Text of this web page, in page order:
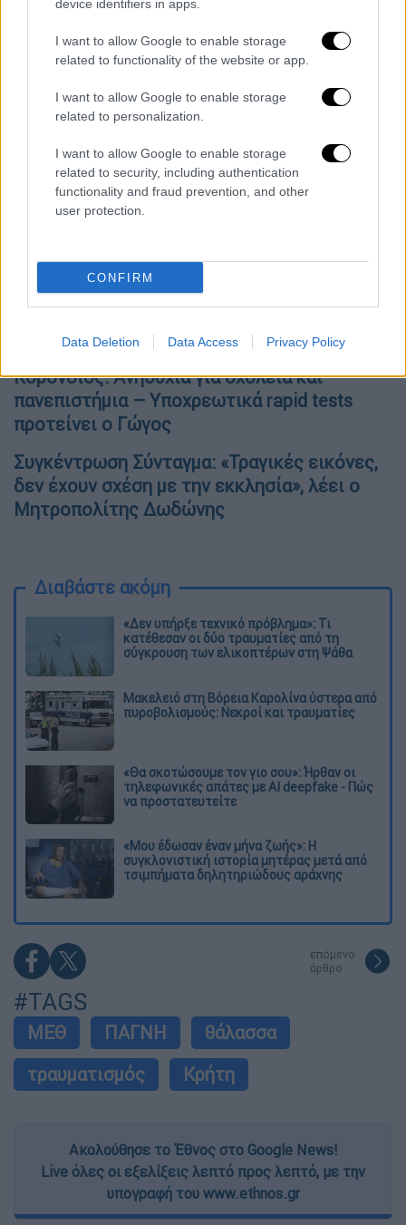
device identifiers in apps.
I want to allow Google to enable storage
related to functionality of the website or app.
I want to allow Google to enable storage
related to personalization.
I want to allow Google to enable storage
related to security, including authentication
functionality and fraud prevention, and other
user protection.
CONFIRM
Data Deletion Data Access Privacy Policy
Όλες οι ειδήσεις
Εμβόλια: 500.000 νέα ραντεβού τις
τελευταίες μέρες – Τι είπε ο
Θεμιστοκλέους για το ενδεχόμενο
οριζόντιου υποχρεωτικού εμβολιασμού
Κατακλυσμός στη Γερμανία: Τέσσερις νεκροί
Νέα μέτρα: Μεγάλες ουρές στο Λιμάνι του
Πειραιά – Στο λιμενικό οι έλεγχοι πριν την
αποβίβαση
Κορονοϊός: Ανησυχία για σχολεία και
πανεπιστήμια – Υποχρεωτικά rapid tests
προτείνει ο Γώγος
Συγκέντρωση Σύνταγμα: «Τραγικές εικόνες,
δεν έχουν σχέση με την εκκλησία», λέει ο
Μητροπολίτης Δωδώνης
Διαβάστε ακόμη
«Δεν υπήρξε τεχνικό πρόβλημα»: Τι
κατέθεσαν οι δύο τραυματίες από τη
σύγκρουση των ελικοπτέρων στη Ψάθα
Μακελειό στη Βόρεια Καρολίνα ύστερα από
πυροβολισμούς: Νεκροί και τραυματίες
«Θα σκοτώσουμε τον γιο σου»: Ήρθαν οι
τηλεφωνικές απάτες με AI deepfake - Πώς
να προστατευτείτε
«Μου έδωσαν έναν μήνα ζωής»: Η
συγκλονιστική ιστορία μητέρας μετά από
τσιμπήματα δηλητηριώδους αράχνης
επόμενο
άρθρο
#TAGS
ΜΕΘ ΠΑΓΝΗ
θάλασσα
τραυματισμός
Κρήτη
Ακολούθησε το Έθνος στο Google News!
Live όλες οι εξελίξεις λεπτό προς λεπτό, με την
υπογραφή του www.ethnos.gr